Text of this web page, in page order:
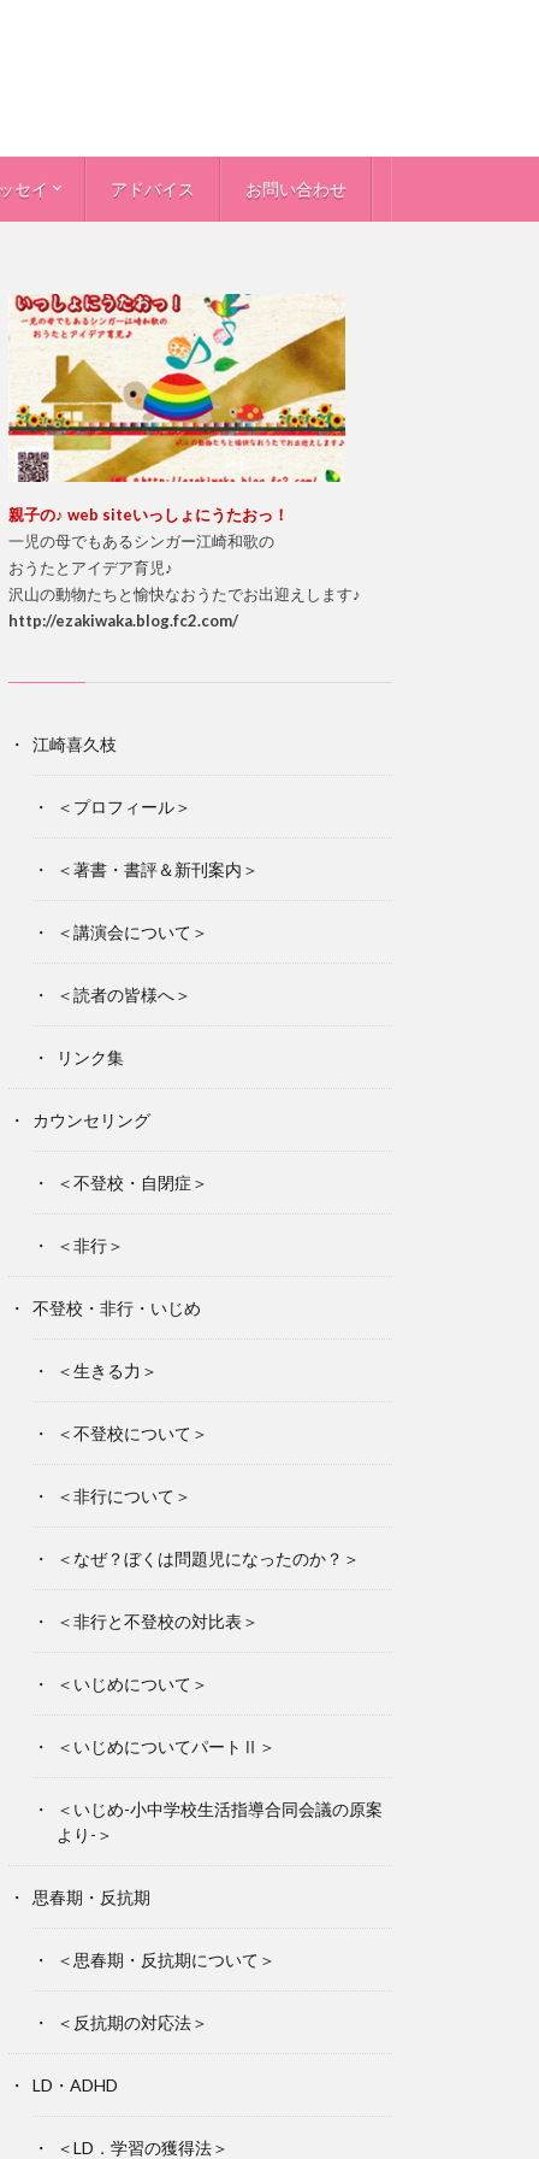
セイ アドバイス お問い合わせ
親子の♪ web siteいっしょにうたおっ！
一児の母でもあるシンガー江崎和歌の
おうたとアイデア育児♪
沢山の動物たちと愉快なおうたでお出迎えします♪
http://ezakiwaka.blog.fc2.com/
江崎喜久枝
＜プロフィール＞
＜著書・書評＆新刊案内＞
＜講演会について＞
＜読者の皆様へ＞
リンク集
カウンセリング
＜不登校・自閉症＞
＜非行＞
不登校・非行・いじめ
＜生きる力＞
＜不登校について＞
＜非行について＞
＜なぜ？ぼくは問題児になったのか？＞
＜非行と不登校の対比表＞
＜いじめについて＞
＜いじめについてパートⅡ＞
＜いじめ-小中学校生活指導合同会議の原案
より-＞
思春期・反抗期
＜思春期・反抗期について＞
＜反抗期の対応法＞
LD・ADHD
＜LD．学習の獲得法＞